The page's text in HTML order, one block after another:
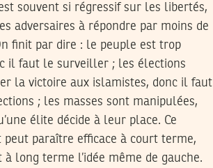
souvent si régressif sur les libertés,
adversaires à répondre par moins de
finit par dire : le peuple est trop
il faut le surveiller ; les élections
la victoire aux islamistes, donc il faut
; les masses sont manipulées,
élite décide à leur place. Ce
peut paraître efficace à court terme,
long terme l’idée même de gauche.